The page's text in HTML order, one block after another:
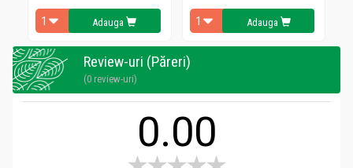
Adauga Adauga
Review-uri (Păreri)
(0 review-uri)
0.00